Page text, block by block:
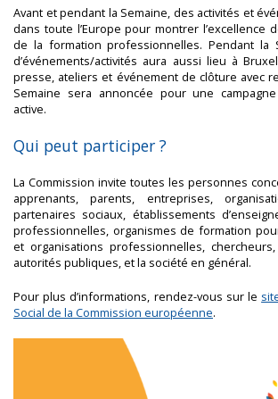
Avant et pendant la Semaine, des activités et
dans toute l’Europe pour montrer l’excellence
de la formation professionnelles. Pendant la
d’événements/activités aura aussi lieu à
presse, ateliers et événement de clôture avec
Semaine sera annoncée pour une
active.
Qui peut participer ?
La Commission invite toutes les personnes
apprenants, parents, entreprises,
partenaires sociaux, établissements
professionnelles, organismes de formation
et organisations professionnelles,
autorités publiques, et la société en général.
Pour plus d’informations, rendez-vous sur le
Social de la Commission européenne.